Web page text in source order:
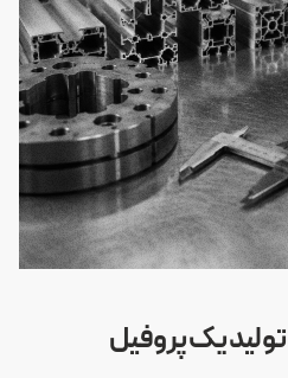
یک پروفیل